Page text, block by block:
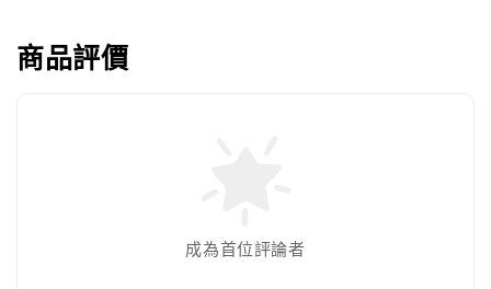
商品評價
成為首位評論者